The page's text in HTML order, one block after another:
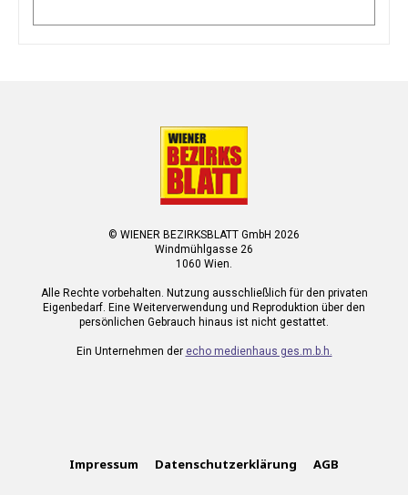
© WIENER BEZIRKSBLATT GmbH 2026
Windmühlgasse 26
1060 Wien.
Alle Rechte vorbehalten. Nutzung ausschließlich für den privaten
Eigenbedarf. Eine Weiterverwendung und Reproduktion über den
persönlichen Gebrauch hinaus ist nicht gestattet.
Ein Unternehmen der echo medienhaus ges.m.b.h.
Impressum Datenschutzerklärung AGB